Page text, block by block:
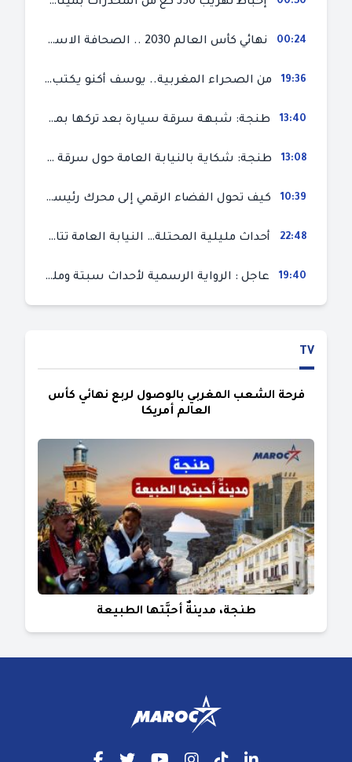
00:24 نهائي كأس العالم 2030 .. الصحافة الاسبانية قلقة من حسم الملف لصالح المغرب و”تتهم رئيس الفيفا”
19:36 من الصحراء المغربية.. يوسف أكنو يكتب عن أزمة سبتة المحتلة ويؤكد ان الهجرة السرية ليست حلا وبناء الوطن هو الخيار الأفضل
13:40 طنجة: شبهة سرقة سيارة بعد تركها بمحل ميكانيك للإصلاح
13:08 طنجة: شكاية بالنيابة العامة حول سرقة سيارة تركها صاحبها بمحل ميكانيك للإصلاح
10:39 كيف تحول الفضاء الرقمي إلى محرك رئيسي لأحداث الهجرة في سبتة؟
22:48 أحداث مليلية المحتلة… النيابة العامة تتابع 50 متورطا في محاولة اقتحام السياح الحدودي بتهم ثقيلة
19:40 عاجل : الرواية الرسمية لأحداث سبتة ومليلية المحتلتين (وزارة الداخلية)
TV
فرحة الشعب المغربي بالوصول لربع نهائي كأس
العالم أمريكا
طنجة، مدينةٌ أحبَّتها الطبيعة